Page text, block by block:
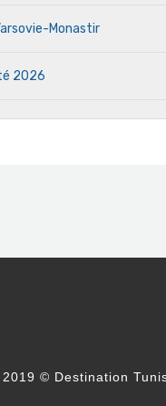
Monastir
2026
Airlines sur Tunis
2019 © Destination